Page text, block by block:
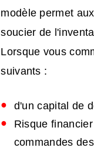
modèle permet
soucier de
Lorsque vous
suivants :
d'un capital de
Risque
commandes